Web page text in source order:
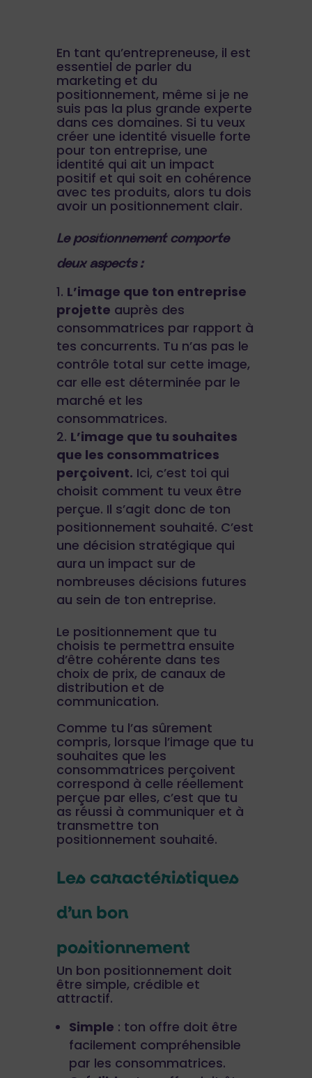
En tant qu’entrepreneuse, il est
essentiel de parler du
marketing et du
positionnement, même si je ne
suis pas la plus grande experte
dans ces domaines. Si tu veux
créer une identité visuelle forte
pour ton entreprise, une
identité qui ait un impact
positif et qui soit en cohérence
avec tes produits, alors tu dois
avoir un positionnement clair.
Le positionnement comporte
deux aspects :
L’image que ton entreprise
projette auprès des
consommatrices par rapport à
tes concurrents. Tu n’as pas le
contrôle total sur cette image,
car elle est déterminée par le
marché et les
consommatrices.
L’image que tu souhaites
que les consommatrices
perçoivent. Ici, c’est toi qui
choisit comment tu veux être
perçue. Il s’agit donc de ton
positionnement souhaité. C’est
une décision stratégique qui
aura un impact sur de
nombreuses décisions futures
au sein de ton entreprise.
Le positionnement que tu
choisis te permettra ensuite
d’être cohérente dans tes
choix de prix, de canaux de
distribution et de
communication.
Comme tu l’as sûrement
compris, lorsque l’image que tu
souhaites que les
consommatrices perçoivent
correspond à celle réellement
perçue par elles, c’est que tu
as réussi à communiquer et à
transmettre ton
positionnement souhaité.
Les caractéristiques
d’un bon
positionnement
Un bon positionnement doit
être simple, crédible et
attractif.
Simple : ton offre doit être
facilement compréhensible
par les consommatrices.